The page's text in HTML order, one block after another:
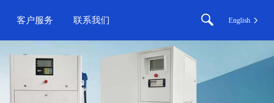
客户服务 联系我们 English